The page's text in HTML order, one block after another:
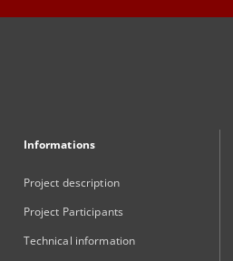
Informations
Project description
Project Participants
Technical information